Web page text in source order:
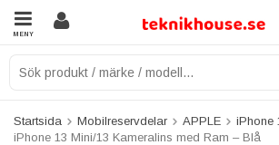
MENY
Startsida Mobilreservdelar APPLE
iPhone
iPhone 13 Mini/13 Kameralins med Ram – Blå